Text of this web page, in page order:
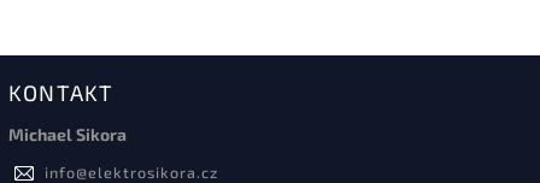
KONTAKT
Michael Sikora
info@elektrosikora.cz